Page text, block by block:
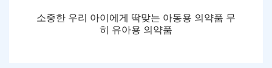
소중한 우리 아이에게 딱맞는 아동용 의약품 무
히 유아용 의약품